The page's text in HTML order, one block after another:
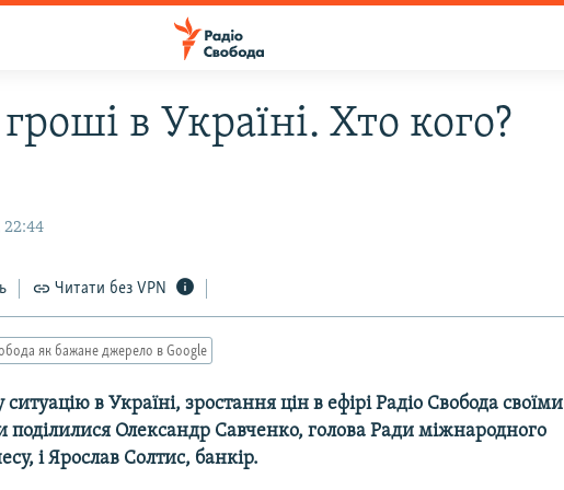
в Україні. Хто кого?
Читати без VPN
як бажане джерело в Google
в Україні, зростання цін в ефірі Радіо Свобода своїми
Олександр Савченко, голова Ради міжнародного
і Ярослав Солтис, банкір.